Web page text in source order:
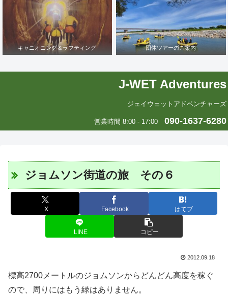
キャニオニング＆ラフティング 団体ツアーのご案内
J-WET Adventures
ジェイウェットアドベンチャーズ
営業時間 8:00 - 17:00 090-1637-6280
ジョムソン街道の旅 その６
X Facebook はてブ
LINE コピー
2012.09.18
標高2700メートルのジョムソンからどんどん高度を稼ぐ
ので、周りにはもう緑はありません。